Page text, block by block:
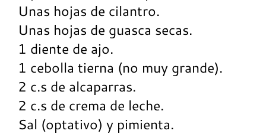
Unas hojas de cilantro.
Unas hojas de guasca secas.
1 diente de ajo.
1 cebolla tierna (no muy grande).
2 c.s de alcaparras.
2 c.s de crema de leche.
Sal (optativo) y pimienta.